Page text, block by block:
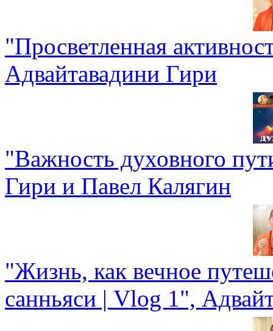
"Просветленная
Адвайтавадини Гири
"Важность духовного
Гири и Павел Калягин
"Жизнь, как вечное
санньяси | Vlog 1",